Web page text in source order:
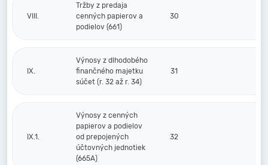
VIII.
Tržby z predaja
cenných papierov a
podielov (661)
30
IX.
Výnosy z dlhodobého
finančného majetku
súčet (r. 32 až r. 34)
31
IX.1.
Výnosy z cenných
papierov a podielov
od prepojených
účtovných jednotiek
(665A)
32